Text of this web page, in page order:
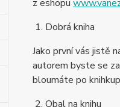
z eshopu
1. Dobrá kniha
Jako první vás jistě
autorem byste se
bloumáte po
2. Obal na knihu